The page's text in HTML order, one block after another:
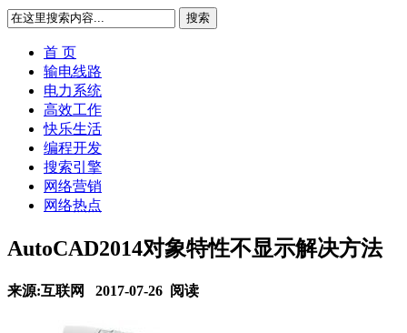
搜索
首 页
输电线路
电力系统
高效工作
快乐生活
编程开发
搜索引擎
网络营销
网络热点
AutoCAD2014对象特性不显示解决方法
来源:互联网 2017-07-26 阅读